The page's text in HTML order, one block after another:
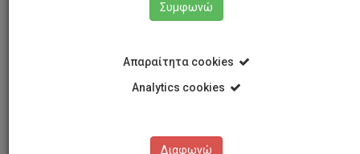
Μαριγιώργια Βοσκαρίδου
Συμφωνώ
Απαραίτητα cookies
Analytics cookies
Διαφωνώ